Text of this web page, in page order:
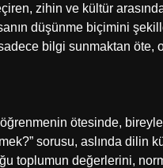
zihin ve kültür
düşünme biçimini
bilgi sunmaktan öte,
ötesinde,
sorusu, aslında dilin
değerlerini,